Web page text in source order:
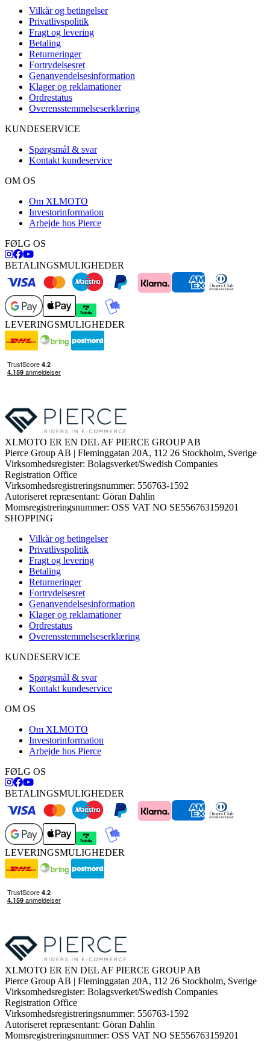
Vilkår og betingelser
Privatlivspolitik
Fragt og levering
Betaling
Returneringer
Fortrydelsesret
Genanvendelsesinformation
Klager og reklamationer
Ordrestatus
Overensstemmelseserklæring
KUNDESERVICE
Spørgsmål & svar
Kontakt kundeservice
OM OS
Om XLMOTO
Investorinformation
Arbejde hos Pierce
FØLG OS
BETALINGSMULIGHEDER
LEVERINGSMULIGHEDER
XLMOTO ER EN DEL AF PIERCE GROUP AB
Pierce Group AB | Fleminggatan 20A, 112 26 Stockholm, Sverige
Virksomhedsregister: Bolagsverket/Swedish Companies
Registration Office
Virksomhedsregistreringsnummer: 556763-1592
Autoriseret repræsentant: Göran Dahlin
Momsregistreringsnummer: OSS VAT NO SE556763159201
SHOPPING
Vilkår og betingelser
Privatlivspolitik
Fragt og levering
Betaling
Returneringer
Fortrydelsesret
Genanvendelsesinformation
Klager og reklamationer
Ordrestatus
Overensstemmelseserklæring
KUNDESERVICE
Spørgsmål & svar
Kontakt kundeservice
OM OS
Om XLMOTO
Investorinformation
Arbejde hos Pierce
FØLG OS
BETALINGSMULIGHEDER
LEVERINGSMULIGHEDER
XLMOTO ER EN DEL AF PIERCE GROUP AB
Pierce Group AB | Fleminggatan 20A, 112 26 Stockholm, Sverige
Virksomhedsregister: Bolagsverket/Swedish Companies
Registration Office
Virksomhedsregistreringsnummer: 556763-1592
Autoriseret repræsentant: Göran Dahlin
Momsregistreringsnummer: OSS VAT NO SE556763159201